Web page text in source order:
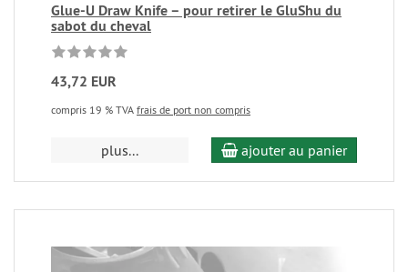
Glue-U Draw Knife – pour retirer le GluShu du
sabot du cheval
43,72 EUR
compris 19 % TVA frais de port non compris
plus... ajouter au panier